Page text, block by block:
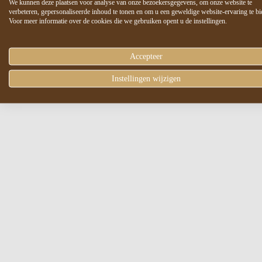
We kunnen deze plaatsen voor analyse van onze bezoekersgegevens, om onze website te
verbeteren, gepersonaliseerde inhoud te tonen en om u een geweldige website-ervaring te
Voor meer informatie over de cookies die we gebruiken opent u de instellingen.
Accepteer
Instellingen wijzigen